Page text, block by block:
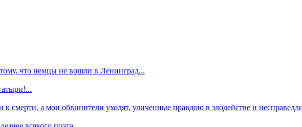
что немцы не вошли в Ленинград...
смерти, а мои обвинители уходят, уличенные правдою в злодействе и